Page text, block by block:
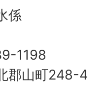
係
1198
郡山町248-4